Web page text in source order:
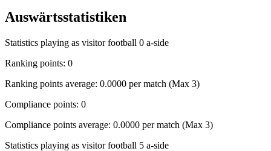
Auswärtsstatistiken
Statistics playing as visitor football 0 a-side
Ranking points: 0
Ranking points average: 0.0000 per match (Max 3)
Compliance points: 0
Compliance points average: 0.0000 per match (Max 3)
Statistics playing as visitor football 5 a-side